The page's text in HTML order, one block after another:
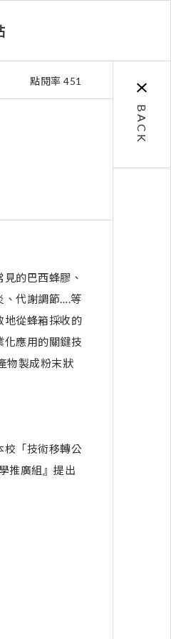
點閱率 451
的巴西蜂膠、
、代謝調節….等
地從蜂箱採收的
化應用的關鍵技
物製成粉末狀
校「技術移轉公
推廣組』提出
BACK